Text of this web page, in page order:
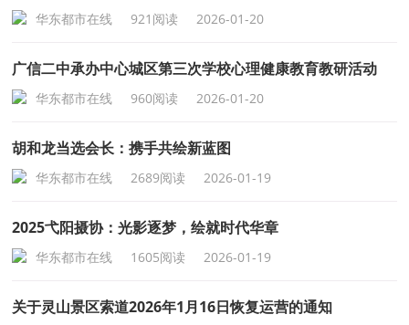
华东都市在线 921阅读 2026-01-20
广信二中承办中心城区第三次学校心理健康教育教研活动
华东都市在线 960阅读 2026-01-20
胡和龙当选会长：携手共绘新蓝图
华东都市在线 2689阅读 2026-01-19
2025弋阳摄协：光影逐梦，绘就时代华章
华东都市在线 1605阅读 2026-01-19
关于灵山景区索道2026年1月16日恢复运营的通知